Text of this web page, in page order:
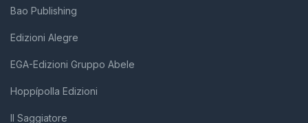
Bao Publishing
Edizioni Alegre
EGA-Edizioni Gruppo Abele
Hoppípolla Edizioni
Il Saggiatore